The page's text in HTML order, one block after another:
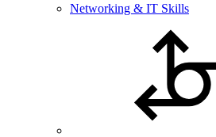
Networking & IT Skills